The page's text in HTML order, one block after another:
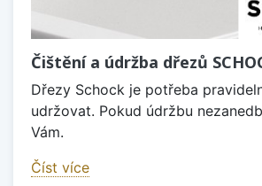
Čištění a údržba dřezů
Dřezy Schock je potřeba
udržovat. Pokud údržbu
Vám.
Číst více